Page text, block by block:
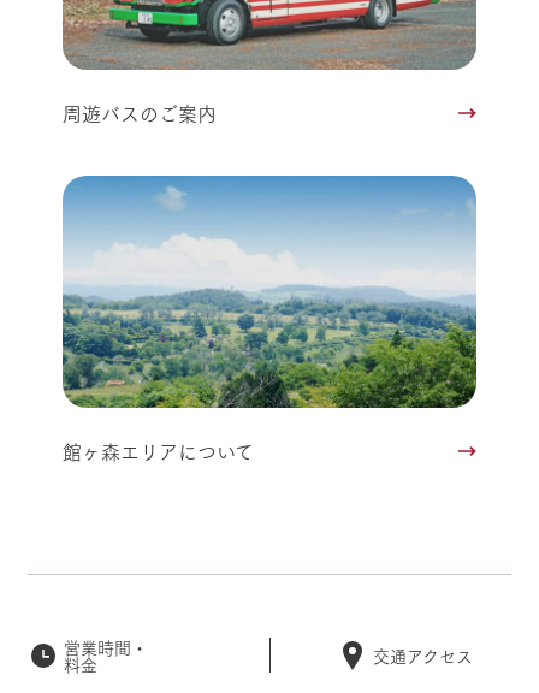
周遊バスのご案内
館ヶ森エリアについて
営業時間・
料金 交通アクセス